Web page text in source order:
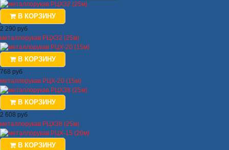
В КОРЗИНУ
2 290 руб
металлорукав РЦХ32 (25м)
В КОРЗИНУ
768 руб
металлорукав РЦХ-20 (15м)
В КОРЗИНУ
2 608 руб
металлорукав РЦХ38 (25м)
В КОРЗИНУ